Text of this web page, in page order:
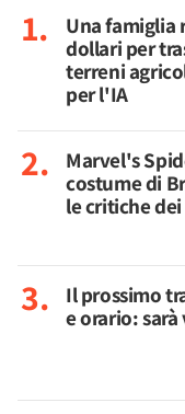
Una famiglia
dollari per
terreni
per l'IA
Marvel's
costume di
le critiche
Il prossimo
e orario: